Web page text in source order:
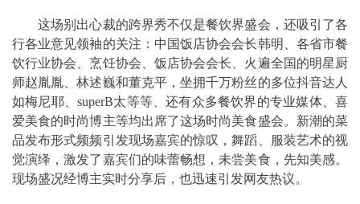
这场别出心裁的跨界秀不仅是餐饮界盛会，还吸引了各
行各业意见领袖的关注：中国饭店协会会长韩明、各省市餐
饮行业协会、烹饪协会、饭店协会会长、火遍全国的明星厨
师赵胤胤、林述巍和董克平，坐拥千万粉丝的多位抖音达人
如梅尼耶、superB太等等、还有众多餐饮界的专业媒体、喜
爱美食的时尚博主等均出席了这场时尚美食盛会。新潮的菜
品发布形式频频引发现场嘉宾的惊叹，舞蹈、服装艺术的视
觉演绎，激发了嘉宾们的味蕾畅想，未尝美食，先知美感。
现场盛况经博主实时分享后，也迅速引发网友热议。